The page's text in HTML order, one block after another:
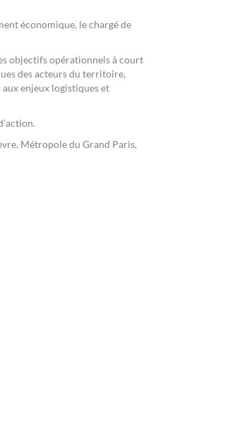
économique, le chargé de
objectifs opérationnels à court
des acteurs du territoire,
enjeux logistiques et
Métropole du Grand Paris,